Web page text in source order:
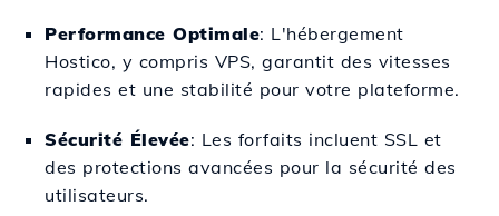
Performance Optimale: L'hébergement
Hostico, y compris VPS, garantit des vitesses
rapides et une stabilité pour votre plateforme.
Sécurité Élevée: Les forfaits incluent SSL et
des protections avancées pour la sécurité des
utilisateurs.